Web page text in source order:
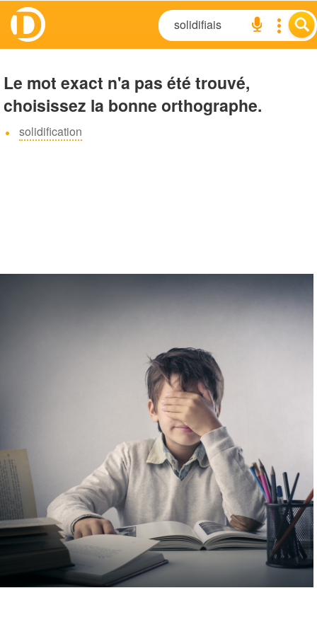
Le mot exact n'a pas été trouvé,
choisissez la bonne orthographe.
solidification